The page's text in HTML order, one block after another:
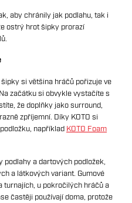
aby chránily jak podlahu, tak i
ostrý hrot šipky prorazí
si většina hráčů pořizuje ve
začátku si obvykle vystačíte s
že doplňky jako surround,
zpříjemní. Díky KOTO si
například KOTO Foam
podlahy a dartových podložek,
a látkových variant. Gumové
turnajích, u pokročilých hráčů a
častěji používají doma, protože